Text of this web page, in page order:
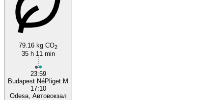
79.16 kg CO2
35 h 11 min
23:59
Budapest NéPliget M
17:10
Odesa, Автовокзал